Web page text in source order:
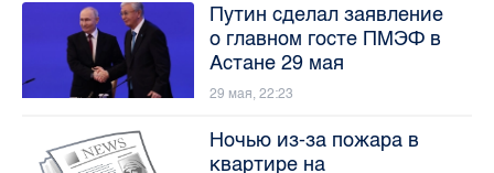
Путин сделал заявление
о главном госте ПМЭФ в
Астане 29 мая
29 мая, 22:23
Ночью из-за пожара в
квартире на